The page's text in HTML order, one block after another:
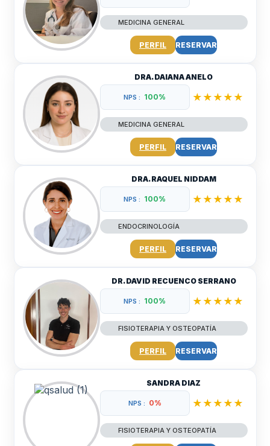
MEDICINA GENERAL
PERFIL RESERVAR
DRA. DAIANA ANELO
NPS : 100% ★★★★★
MEDICINA GENERAL
PERFIL RESERVAR
DRA. RAQUEL NIDDAM
NPS : 100% ★★★★★
ENDOCRINOLOGÍA
PERFIL RESERVAR
DR. DAVID RECUENCO SERRANO
NPS : 100% ★★★★★
FISIOTERAPIA Y OSTEOPATÍA
PERFIL RESERVAR
SANDRA DIAZ
NPS : 0% ★★★★★
FISIOTERAPIA Y OSTEOPATÍA